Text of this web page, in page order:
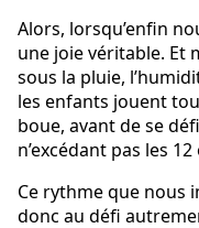
Alors, lorsqu’enfin
une joie véritable. Et
sous la pluie,
les enfants jouent
boue, avant de se
n’excédant pas les
Ce rythme que nous
donc au défi